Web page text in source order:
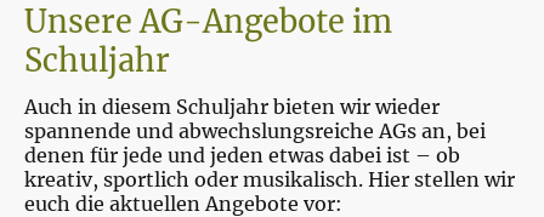
Unsere AG-Angebote im
Schuljahr
Auch in diesem Schuljahr bieten wir wieder
spannende und abwechslungsreiche AGs an, bei
denen für jede und jeden etwas dabei ist – ob
kreativ, sportlich oder musikalisch. Hier stellen wir
euch die aktuellen Angebote vor: